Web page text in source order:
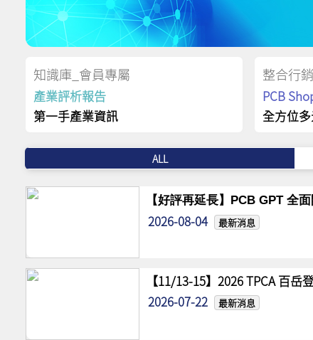
知識庫_會員專屬
產業評析報告
第一手產業資訊
整合行銷
PCB
全方位
ALL
【好評再延長】PCB GPT 全
2026-08-04 最新消息
【11/13-15】2026 TPCA 百岳
2026-07-22
最新消息